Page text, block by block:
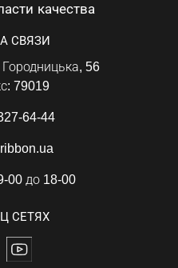
качества
СВЯЗИ
56
79019
64-44
00 до 18-00
СЕТЯХ